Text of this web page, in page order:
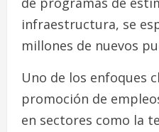
infraestructura, se
millones de nuevos
Uno de los enfoques
promoción de
en sectores como la